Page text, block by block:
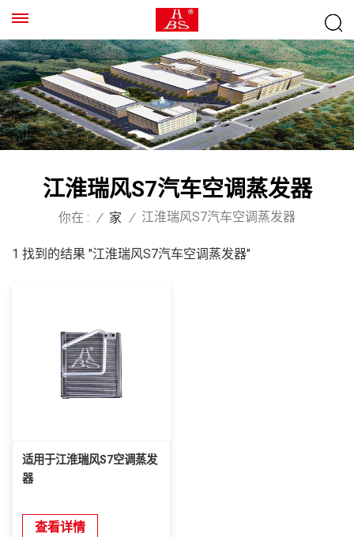
江淮瑞风S7汽车空调蒸发器
你在 : / 家 / 江淮瑞风S7汽车空调蒸发器
1 找到的结果 "江淮瑞风S7汽车空调蒸发器"
适用于江淮瑞风S7空调蒸发
器
查看详情